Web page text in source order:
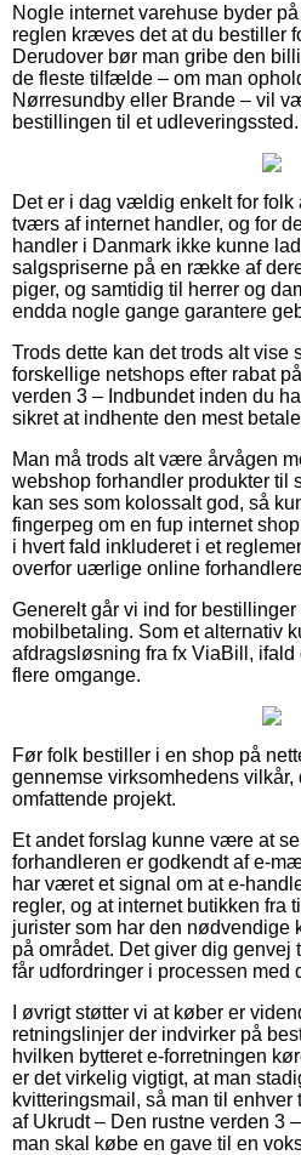
Nogle internet varehuse byder
reglen kræves det at du bestiller
Derudover bør man gribe den
de fleste tilfælde – om man
Nørresundby eller Brande – vil
bestillingen til et udleveringssted.
Det er i dag vældig enkelt for folk
tværs af internet handler, og for
handler i Danmark ikke kunne
salgspriserne på en række af
piger, og samtidig til herrer og
endda nogle gange garantere
Trods dette kan det trods alt vise
forskellige netshops efter rabat
verden 3 – Indbundet inden du
sikret at indhente den mest
Man må trods alt være årvågen
webshop forhandler produkter til
kan ses som kolossalt god, så
fingerpeg om en fup internet
i hvert fald inkluderet i et
overfor uærlige online
Generelt går vi ind for
mobilbetaling. Som et alternativ
afdragsløsning fra fx ViaBill,
flere omgange.
Før folk bestiller i en shop på
gennemse virksomhedens vilkår,
omfattende projekt.
Et andet forslag kunne være at
forhandleren er godkendt af e-
har været et signal om at e-
regler, og at internet butikken fra
jurister som har den nødvendige
på området. Det giver dig genvej
får udfordringer i processen med
I øvrigt støtter vi at køber er
retningslinjer der indvirker på
hvilken bytteret e-forretningen
er det virkelig vigtigt, at man
kvitteringsmail, så man til
af Ukrudt – Den rustne verden 3
man skal købe en gave til en